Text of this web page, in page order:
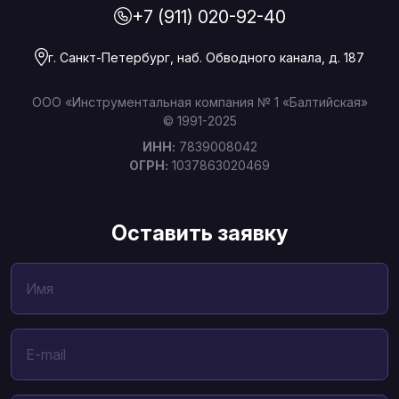
+7 (911) 020-92-40
г. Санкт-Петербург, наб. Обводного канала, д. 187
ООО «Инструментальная компания № 1 «Балтийская»
© 1991-2025
ИНН: 7839008042
ОГРН: 1037863020469
Оставить заявку